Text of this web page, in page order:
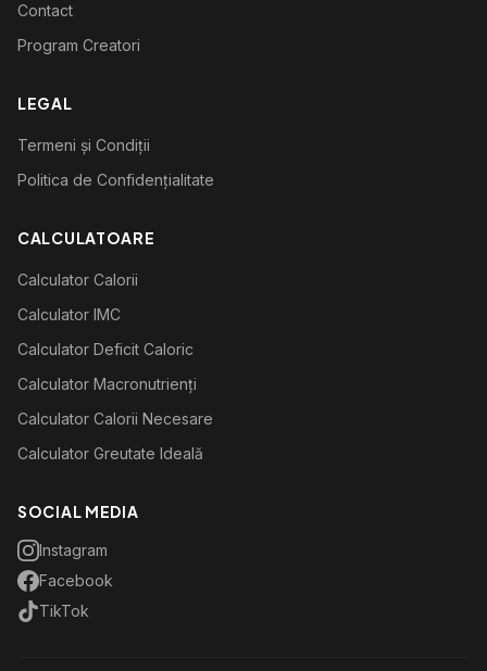
Contact
Program Creatori
LEGAL
Termeni și Condiții
Politica de Confidențialitate
CALCULATOARE
Calculator Calorii
Calculator IMC
Calculator Deficit Caloric
Calculator Macronutrienți
Calculator Calorii Necesare
Calculator Greutate Ideală
SOCIAL MEDIA
Instagram
Facebook
TikTok